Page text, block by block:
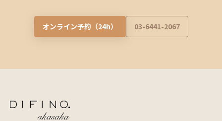
オンライン予約（24h） 03-6441-2067